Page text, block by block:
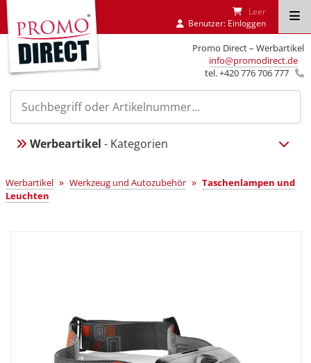
Promo Direct – Werbartikel
info@promodirect.de
tel. +420 776 706 777
Leer
Benutzer: Einloggen
Werbeartikel - Kategorien
Werbartikel » Werkzeug und Autozubehör » Taschenlampen und
Leuchten